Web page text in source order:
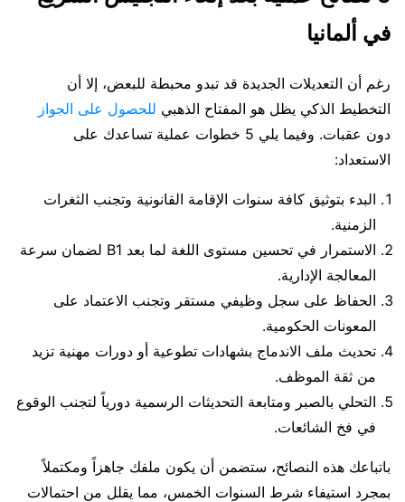
في ألمانيا
رغم أن التعديلات الجديدة قد تبدو محبطة للبعض، إلا أن
التخطيط الذكي يظل هو المفتاح الذهبي للحصول على الجواز
دون عقبات. وفيما يلي 5 خطوات عملية تساعدك على
الاستعداد:
البدء بتوثيق كافة سنوات الإقامة القانونية وتجنب الثغرات
الزمنية.
الاستمرار في تحسين مستوى اللغة لما بعد B1 لضمان سرعة
المعالجة الإدارية.
الحفاظ على سجل وظيفي مستقر وتجنب الاعتماد على
المعونات الحكومية.
تحديث ملف الاندماج بشهادات تطوعية أو دورات مهنية تزيد
من ثقة الموظف.
التحلي بالصبر ومتابعة التحديثات الرسمية دورياً لتجنب الوقوع
في فخ الشائعات.
باتباعك هذه النصائح، ستضمن أن يكون ملفك جاهزاً ومكتملاً
بمجرد استيفاء شرط السنوات الخمس، مما يقلل من احتمالات